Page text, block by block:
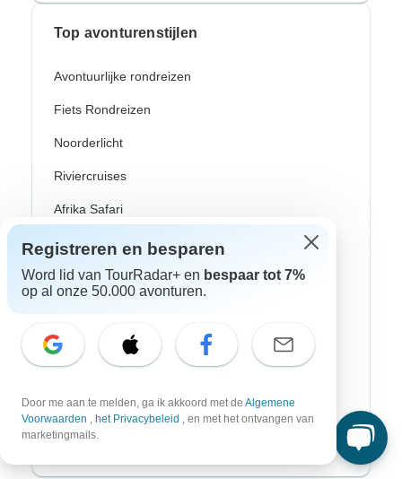
Top avonturenstijlen
Avontuurlijke rondreizen
Fiets Rondreizen
Noorderlicht
Riviercruises
Afrika Safari
Wandeltochten
Culturele Rondreizen
Trein / Spoor Reizen
Familie Rondreizen
Privé Rondreizen
Registreren en besparen
Word lid van TourRadar+ en bespaar tot 7%
op al onze 50.000 avonturen.
Door me aan te melden, ga ik akkoord met de Algemene
Voorwaarden , het Privacybeleid , en met het ontvangen van
marketingmails.